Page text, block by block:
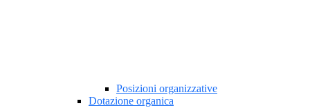
Posizioni organizzative
Dotazione organica